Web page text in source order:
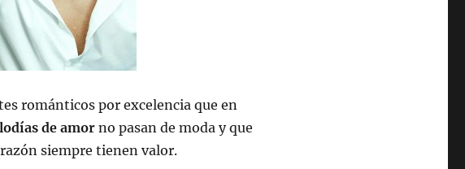
románticos por excelencia que en
de amor no pasan de moda y que
siempre tienen valor.